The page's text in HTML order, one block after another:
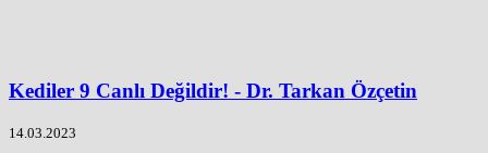
Kediler 9 Canlı Değildir! - Dr. Tarkan Özçetin
14.03.2023